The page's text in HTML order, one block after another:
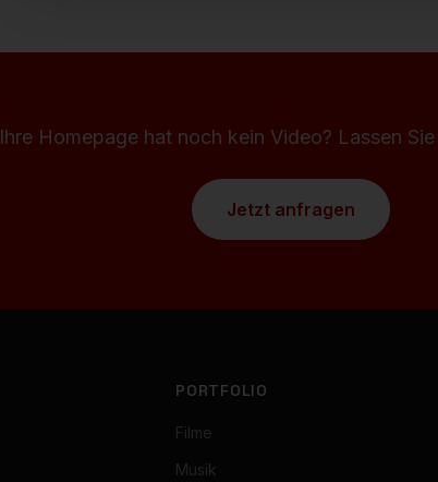
Ihre Homepage hat noch kein Video? Lassen
Jetzt anfragen
PORTFOLIO
Filme
Musik